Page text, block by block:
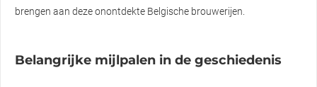
brengen aan deze onontdekte Belgische brouwerijen.
Belangrijke mijlpalen in de geschiedenis